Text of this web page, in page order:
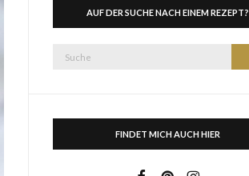
AUF DER SUCHE NACH EINEM REZEPT?
Suche
FINDET MICH AUCH HIER